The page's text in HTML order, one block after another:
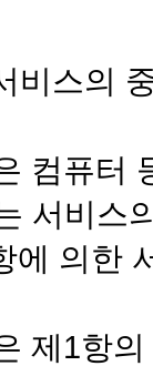
비스의
컴퓨터
서비스
의한
제1항의